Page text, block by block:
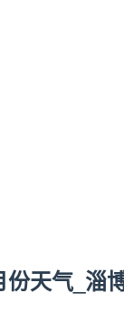
份天气_淄